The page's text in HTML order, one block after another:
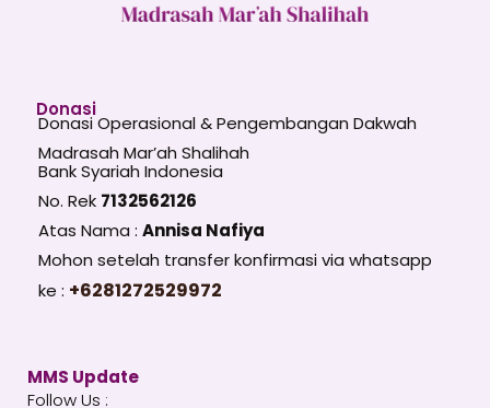
Donasi
Donasi Operasional & Pengembangan Dakwah
Madrasah Mar’ah Shalihah
Bank Syariah Indonesia
No. Rek 7132562126
Atas Nama : Annisa Nafiya
Mohon setelah transfer konfirmasi via whatsapp
ke : +6281272529972
MMS Update
Follow Us :